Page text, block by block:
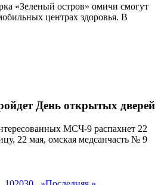
«Зеленый остров» омичи смогут
центрах здоровья. В
День открытых дверей
МСЧ-9 распахнет 22
22 мая, омская медсанчасть № 9